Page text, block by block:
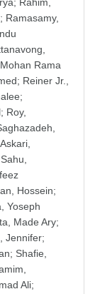
; Ramasamy,
Rama
; Reiner Jr.,
;
; Roy,
Sahu,
Hossein;
Yoseph
Made Ary;
Jennifer;
; Shafie,
Ali;